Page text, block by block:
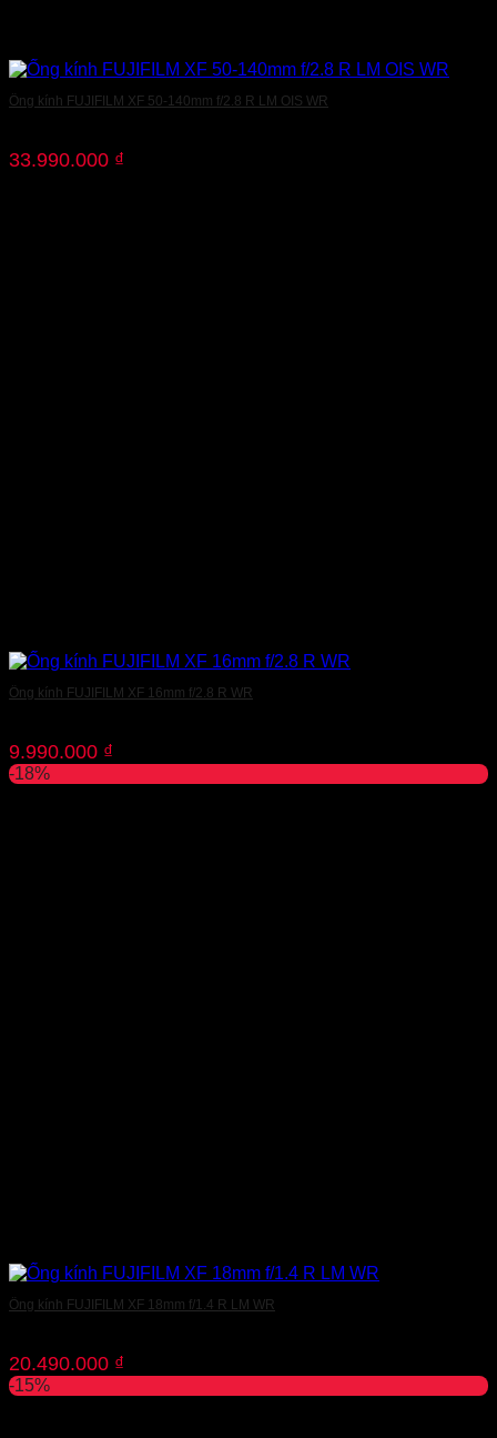
Ống kính FUJIFILM XF 50-140mm f/2.8 R LM OIS WR
33.990.000 ₫
Ống kính FUJIFILM XF 16mm f/2.8 R WR
9.990.000 ₫
-18%
Ống kính FUJIFILM XF 18mm f/1.4 R LM WR
20.490.000 ₫
-15%